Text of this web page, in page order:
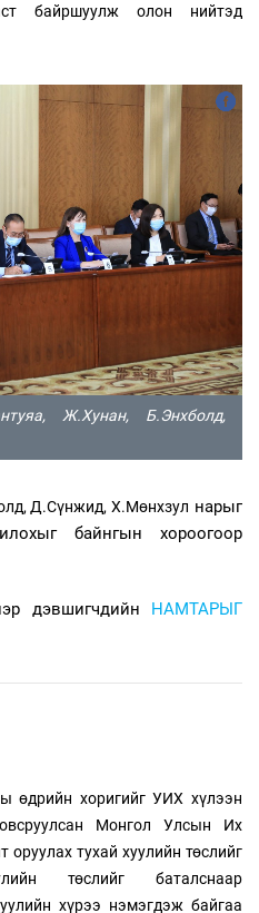
байршуулж олон нийтэд
Ж.Хунан, Б.Энхболд,
Д.Сүнжид, Х.Мөнхзул нарыг
байнгын хороогоор
дэвшигчдийн НАМТАРЫГ
өдрийн хоригийг УИХ хүлээн
Монгол Улсын Их
тухай хуулийн төслийг
төслийг баталснаар
хүрээ нэмэгдэж байгаа